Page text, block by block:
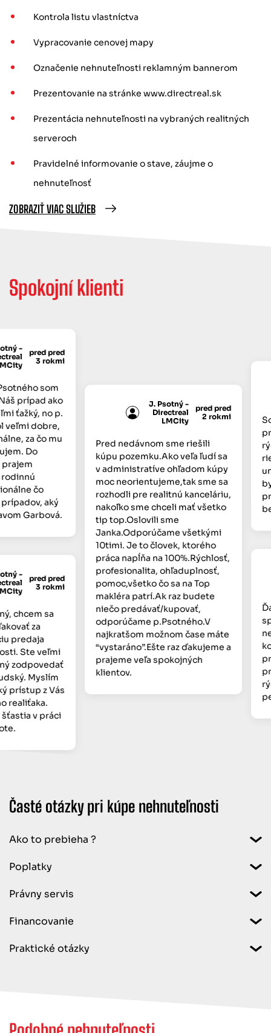
Kontrola listu vlastníctva
Vypracovanie cenovej mapy
Označenie nehnuteľnosti reklamným bannerom
Prezentovanie na stránke www.directreal.sk
Prezentácia nehnuteľnosti na vybraných realitných
serveroch
Pravidelné informovanie o stave, záujme o
nehnuteľnosť
ZOBRAZIŤ VIAC SLUŽIEB
Spokojní klienti
-
pred pred
3 rokmi
som
prípad ako
ťažký, no p.
dobre,
za čo mu
Do
čo
aký
Garbová.
-
pred pred
3 rokmi
chcem sa
za
Ste veľmi
Myslím
z Vás
v práci
J. Psotný -
Directreal
LMCity
pred pred
2 rokmi
Pred nedávnom sme riešili
kúpu pozemku.Ako veľa ľudí sa
v administratíve ohľadom kúpy
moc neorientujeme,tak sme sa
rozhodli pre realitnú kanceláriu,
nakoľko sme chceli mať všetko
tip top.Oslovili sme
Janka.Odporúčame všetkými
10timi. Je to človek, ktorého
práca napĺňa na 100%.Rýchlosť,
profesionalita, ohľaduplnosť,
pomoc,všetko čo sa na Top
makléra patrí.Ak raz budete
niečo predávať/kupovať,
odporúčame p.Psotného.V
najkratšom možnom čase máte
“vystaráno”.Ešte raz ďakujeme a
prajeme veľa spokojných
klientov.
Časté otázky pri kúpe nehnuteľnosti
Ako to prebieha ?
Poplatky
Právny servis
Financovanie
Praktické otázky